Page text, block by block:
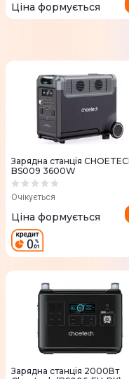
Ціна формується
Зарядна станція
BS009 3600W
Очікується
Ціна формується
Зарядна станція 2000Вт